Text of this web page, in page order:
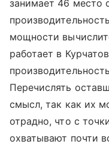
занимает 46 место
мощности
работает в
Перечислять
смысл, так как их
отрадно, что с
охватывают почти